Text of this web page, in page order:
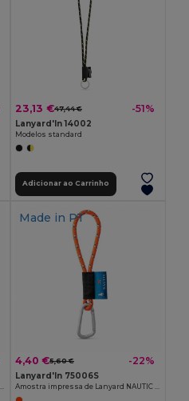
23,13 €47,44 € -51%
Lanyard'In 14002
Modelos standard
Adicionar ao Carrinho
Made in PT
4,40 €5,60 € -22%
Lanyard'In 75006S